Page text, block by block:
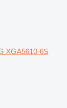
XGA5610-6S